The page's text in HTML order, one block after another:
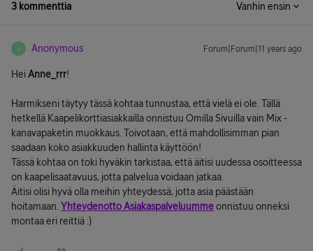
3 kommenttia Vanhin ensin
A Anonymous Forum|Forum|11 years ago
HeiAnne_rrr!
Harmikseni täytyy tässä kohtaa tunnustaa, että vielä ei ole. Tällä
hetkellä Kaapelikorttiasiakkailla onnistuu Omilla Sivuilla vain Mix -
kanavapaketin muokkaus. Toivotaan, että mahdollisimman pian
saadaan koko asiakkuuden hallinta käyttöön!
Tässä kohtaa on toki hyväkin tarkistaa, että äitisi uudessa osoitteessa
on kaapelisaatavuus, jotta palvelua voidaan jatkaa.
Äitisi olisi hyvä olla meihin yhteydessä, jotta asia päästään
hoitamaan. Yhteydenotto Asiakaspalveluummeonnistuu onneksi
montaa eri reittiä :)